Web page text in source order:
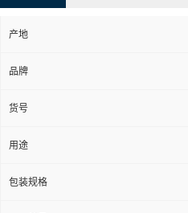
产地
品牌
货号
用途
包装规格